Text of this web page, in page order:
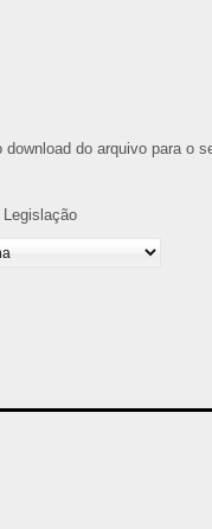
do arquivo para o